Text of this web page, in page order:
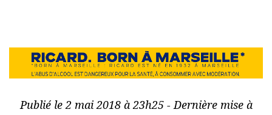
Publié le 2 mai 2018 à 23h25 - Dernière mise à